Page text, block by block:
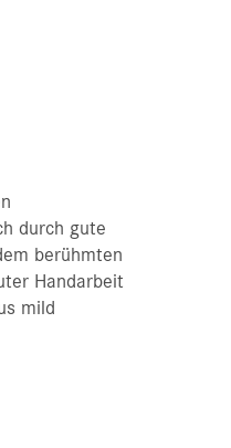
durch gute
berühmten
Handarbeit
mild